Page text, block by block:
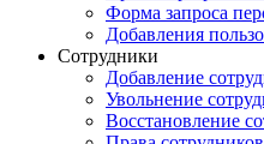
Форма запроса
Добавления
Сотрудники
Добавление
Увольнение
Восстановление